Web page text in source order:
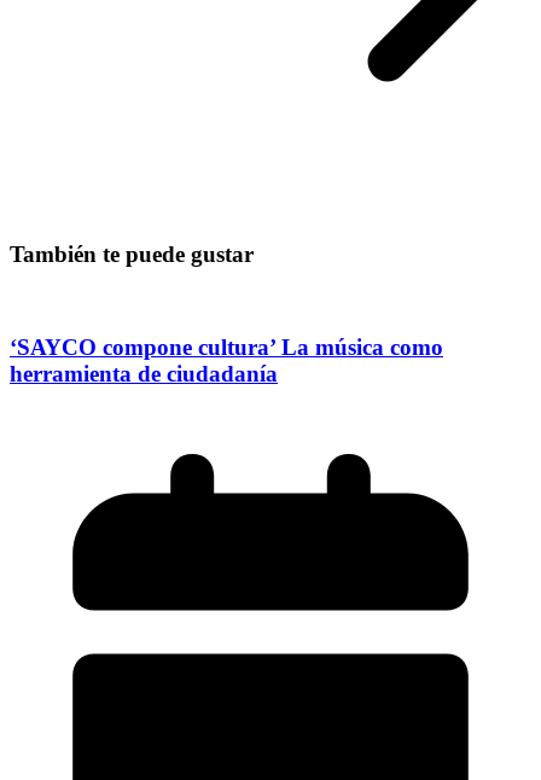
También te puede gustar
‘SAYCO compone cultura’ La música como
herramienta de ciudadanía